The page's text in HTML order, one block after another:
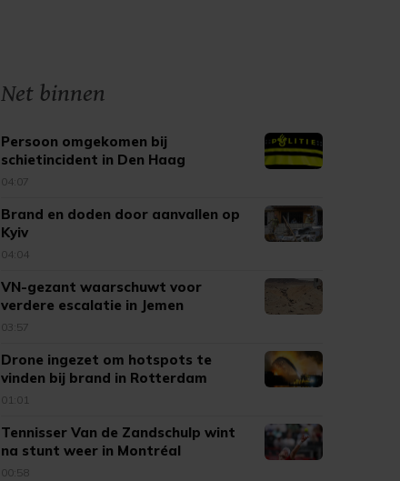
Net binnen
Persoon omgekomen bij
schietincident in Den Haag
04:07
Brand en doden door aanvallen op
Kyiv
04:04
VN-gezant waarschuwt voor
verdere escalatie in Jemen
03:57
Drone ingezet om hotspots te
vinden bij brand in Rotterdam
01:01
Tennisser Van de Zandschulp wint
na stunt weer in Montréal
00:58